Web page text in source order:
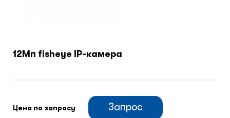
Климатический шкафы
12Мп fisheye IP-камера
Цена по запросу Запрос